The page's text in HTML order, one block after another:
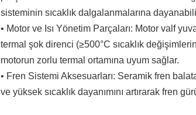
sisteminin sıcaklık dalgalanmalarına
• Motor ve Isı Yönetim Parçaları: Motor valf
termal şok direnci (≥500°C sıcaklık
motorun zorlu termal ortamına uyum sağlar.
• Fren Sistemi Aksesuarları: Seramik fren
ve yüksek sıcaklık dayanımını artırarak fren